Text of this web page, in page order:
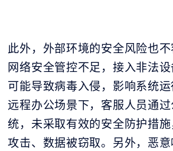
此外，外部环境的安全风险也
网络安全管控不足，接入非法设
可能导致病毒入侵，影响系统运
远程办公场景下，客服人员通
统，未采取有效的安全防护措
攻击、数据被窃取。另外，恶